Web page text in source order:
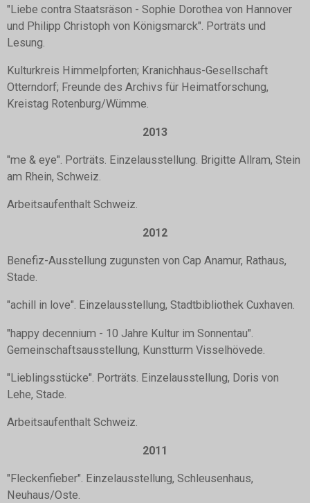
"Liebe contra Staatsräson - Sophie Dorothea von Hannover
und Philipp Christoph von Königsmarck". Porträts und
Lesung.
Kulturkreis Himmelpforten; Kranichhaus-Gesellschaft
Otterndorf; Freunde des Archivs für Heimatforschung,
Kreistag Rotenburg/Wümme.
2013
"me & eye". Porträts. Einzelausstellung. Brigitte Allram, Stein
am Rhein, Schweiz.
Arbeitsaufenthalt Schweiz.
2012
Benefiz-Ausstellung zugunsten von Cap Anamur, Rathaus,
Stade.
"achill in love". Einzelausstellung, Stadtbibliothek Cuxhaven.
"happy decennium - 10 Jahre Kultur im Sonnentau".
Gemeinschaftsausstellung, Kunstturm Visselhövede.
"Lieblingsstücke". Porträts. Einzelausstellung, Doris von
Lehe, Stade.
Arbeitsaufenthalt Schweiz.
2011
"Fleckenfieber". Einzelausstellung, Schleusenhaus,
Neuhaus/Oste.